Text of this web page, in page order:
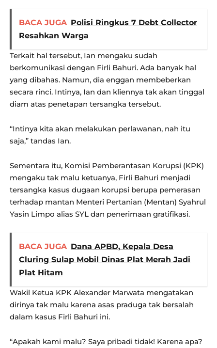
BACA JUGA Polisi Ringkus 7 Debt Collector
Resahkan Warga
Terkait hal tersebut, Ian mengaku sudah
berkomunikasi dengan Firli Bahuri. Ada banyak hal
yang dibahas. Namun, dia enggan membeberkan
secara rinci. Intinya, Ian dan kliennya tak akan tinggal
diam atas penetapan tersangka tersebut.
“Intinya kita akan melakukan perlawanan, nah itu
saja,” tandas Ian.
Sementara itu, Komisi Pemberantasan Korupsi (KPK)
mengaku tak malu ketuanya, Firli Bahuri menjadi
tersangka kasus dugaan korupsi berupa pemerasan
terhadap mantan Menteri Pertanian (Mentan) Syahrul
Yasin Limpo alias SYL dan penerimaan gratifikasi.
BACA JUGA Dana APBD, Kepala Desa
Cluring Sulap Mobil Dinas Plat Merah Jadi
Plat Hitam
Wakil Ketua KPK Alexander Marwata mengatakan
dirinya tak malu karena asas praduga tak bersalah
dalam kasus Firli Bahuri ini.
“Apakah kami malu? Saya pribadi tidak! Karena apa?